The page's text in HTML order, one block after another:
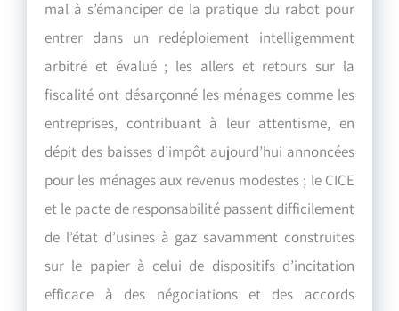
mal à s’émanciper de la pratique du rabot pour
entrer dans un redéploiement intelligemment
arbitré et évalué ; les allers et retours sur la
fiscalité ont désarçonné les ménages comme les
entreprises, contribuant à leur attentisme, en
dépit des baisses d’impôt aujourd’hui annoncées
pour les ménages aux revenus modestes ; le CICE
et le pacte de responsabilité passent difficilement
de l’état d’usines à gaz savamment construites
sur le papier à celui de dispositifs d’incitation
efficace à des négociations et des accords